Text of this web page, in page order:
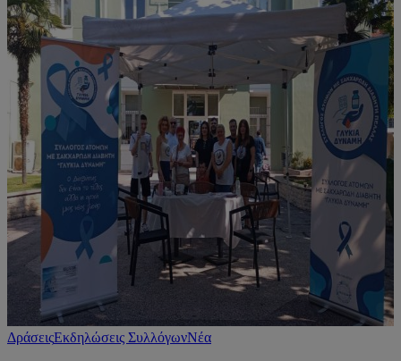
ΔράσειςΕκδηλώσεις ΣυλλόγωνΝέα